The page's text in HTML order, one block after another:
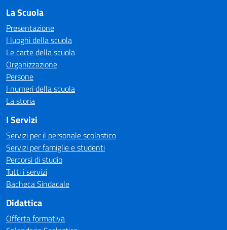
La Scuola
Presentazione
I luoghi della scuola
Le carte della scuola
Organizzazione
Persone
I numeri della scuola
La storia
I Servizi
Servizi per il personale scolastico
Servizi per famiglie e studenti
Percorsi di studio
Tutti i servizi
Bacheca Sindacale
Didattica
Offerta formativa